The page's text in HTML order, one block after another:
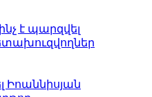
է պարզվել
Իոաննիսյան